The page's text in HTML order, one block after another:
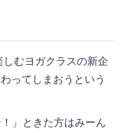
むヨガクラスの新企
ってしまおうという
」ときた方はみーん